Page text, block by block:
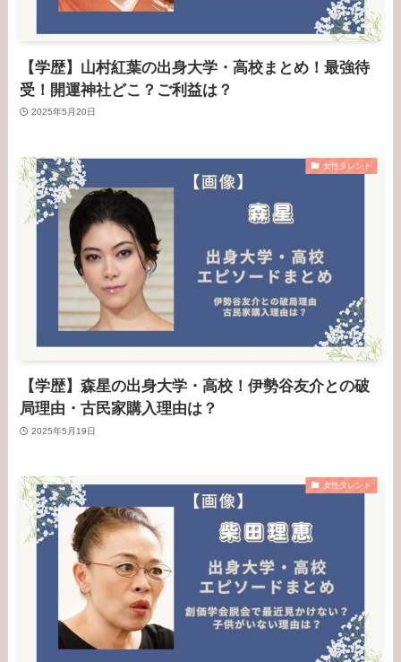
【学歴】山村紅葉の出身大学・高校まとめ！最強待
受！開運神社どこ？ご利益は？
2025年5月20日
女性タレント
【学歴】森星の出身大学・高校！伊勢谷友介との破
局理由・古民家購入理由は？
2025年5月19日
女性タレント